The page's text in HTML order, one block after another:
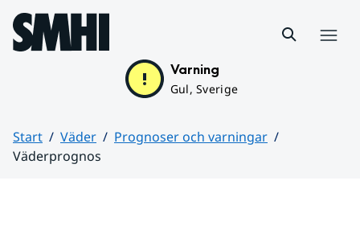
Hoppa till sidans innehåll
Varning
Gul, Sverige
Start Väder
Prognoser och varningar
Väderprognos